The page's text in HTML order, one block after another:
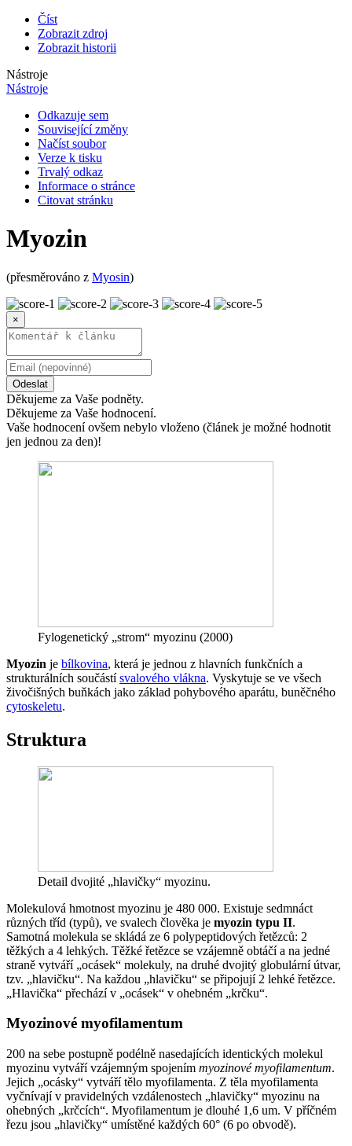
Číst
Zobrazit zdroj
Zobrazit historii
Nástroje
Nástroje
Odkazuje sem
Související změny
Načíst soubor
Verze k tisku
Trvalý odkaz
Informace o stránce
Citovat stránku
Myozin
(přesměrováno z Myosin)
×
Odeslat
Děkujeme za Vaše podněty.
Děkujeme za Vaše hodnocení.
Vaše hodnocení ovšem nebylo vloženo (článek je možné hodnotit
jen jednou za den)!
Fylogenetický „strom“ myozinu (2000)
Myozin je bílkovina, která je jednou z hlavních funkčních a
strukturálních součástísvalového vlákna. Vyskytuje se ve všech
živočišných buňkách jako základ pohybového aparátu, buněčného
cytoskeletu.
Struktura
Detail dvojité „hlavičky“ myozinu.
Molekulová hmotnost myozinu je 480 000. Existuje sedmnáct
různých tříd (typů), ve svalech člověka je myozin typu II.
Samotná molekula se skládá ze 6 polypeptidových řetězců: 2
těžkých a 4 lehkých. Těžké řetězce se vzájemně obtáčí a na jedné
straně vytváří „ocásek“ molekuly, na druhé dvojitý globulární útvar,
tzv. „hlavičku“. Na každou „hlavičku“ se připojují 2 lehké řetězce.
„Hlavička“ přechází v „ocásek“ v ohebném „krčku“.
Myozinové myofilamentum
200 na sebe postupně podélně nasedajících identických molekul
myozinu vytváří vzájemným spojením myozinové myofilamentum.
Jejich „ocásky“ vytváří tělo myofilamenta. Z těla myofilamenta
vyčnívají v pravidelných vzdálenostech „hlavičky“ myozinu na
ohebných „krčcích“. Myofilamentum je dlouhé 1,6 um. V příčném
řezu jsou „hlavičky“ umístěné každých 60° (6 po obvodě).